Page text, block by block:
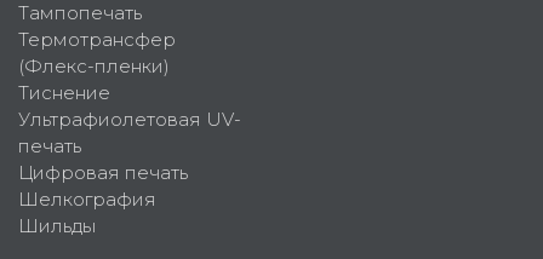
Тампопечать
Термотрансфер
(Флекс-пленки)
Тиснение
Ультрафиолетовая UV-
печать
Цифровая печать
Шелкография
Шильды